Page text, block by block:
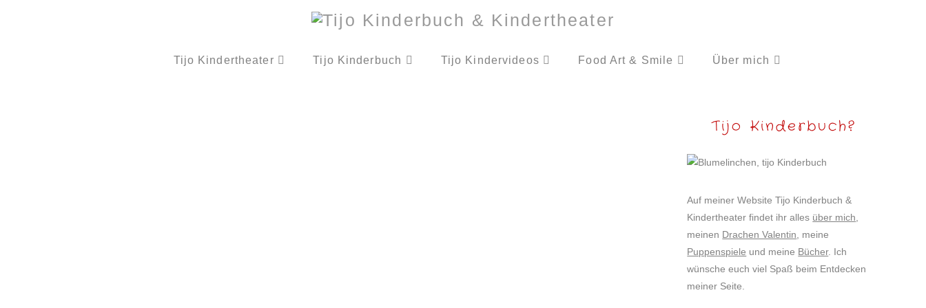
Tijo Kindertheater Tijo Kinderbuch Tijo Kindervideos Food Art & Smile Über mich
Tijo Kinderbuch?
Auf meiner Website Tijo Kinderbuch &
Kindertheater findet ihr alles über mich
meinen Drachen Valentin , meine
Puppenspiele und meine Bücher. Ich
wünsche euch viel Spaß beim Entdecken
meiner Seite.